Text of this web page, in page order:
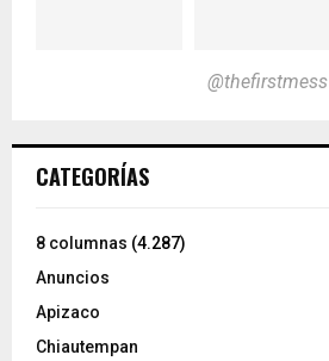
@thefirstmess
CATEGORÍAS
8 columnas (4.287)
Anuncios
Apizaco
Chiautempan